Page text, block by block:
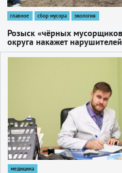
главное сбор мусора экология
Розыск «чёрных
округа накажет нарушителей
медицина